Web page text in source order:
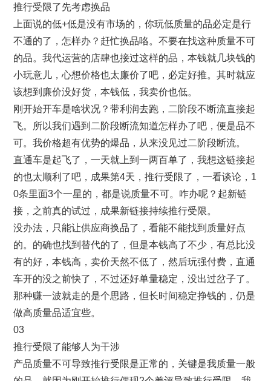
推行受限了先考虑换品
上面说的低+低是没有市场的，你玩低质量的品必定是行
不通的了，怎样办？赶忙换品咯。不要在找这种质量不可
的品。我代运营的店肆也接过这样的品，本钱就几块钱的
小玩意儿，心想价格也太廉价了吧，必定好推。其时就应
该想到廉价没好货，本钱低，我卖价也低。
刚开始开车是啥状况？带利润去跑，二阶段不断流直接起
飞。所以我们遇到二阶段断流知道怎样办了吧，便是品不
可。我价格超有优势的爆品，从来没见过二阶段断流。
直通车是起飞了，一天就上到一两百单了，我想这链接起
的也太顺利了吧，成果第4天，推行受限了，一看谈论，1
0条里面3个一星的，都是说质量不可。咋办呢？起新链
接，之前真的试过，成果新链接持续推行受限。
没办法，只能让供应商换品了，看能不能找到质量好点
的。的确也找到替代的了，但是本钱高了不少，有总比没
有的好，本钱高，卖价天然不低了，然后玩强付费，直通
车开的没之前快了，不过还好单量稳定，没出过岔子了。
那种赚一波就走的是个思路，但长时间稳定挣钱的，仍是
做高质量品适宜些。
03
推行受限了能够人为干涉
产品质量不可导致推行受限是正常的，关键是我质量一般